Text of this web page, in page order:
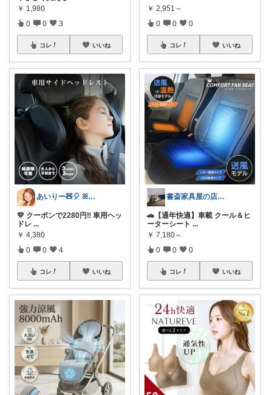
￥ 1,980
0 0 3
コレ いいね
あいりー🧸🎈 ꕤ毎日を快適にꕤ
💛 クーポンで2280円‼️ 車用ヘッ
ドレ ...
￥ 4,380
0 0 4
コレ いいね
￥ 2,951～
0 0 0
コレ いいね
書斎家具屋の店長奥田
🚗【通年快適】車載 クール＆ヒ
ーターシート ...
￥ 7,180～
0 0 0
コレ いいね